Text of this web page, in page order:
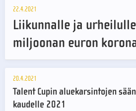
22.4.2021
Liikunnalle ja
miljoonan euron
20.4.2021
Talent Cupin aluekarsintojen
kaudelle 2021